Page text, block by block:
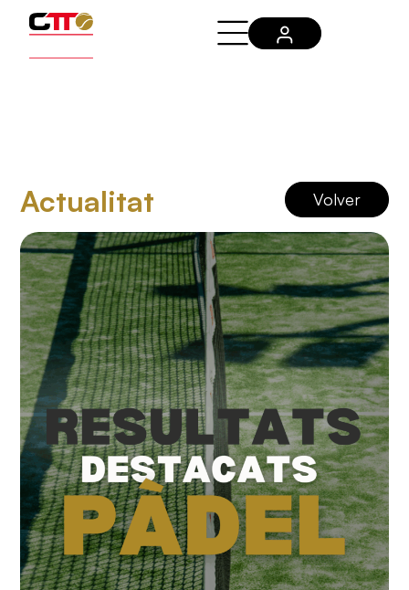
Actualitat Volver